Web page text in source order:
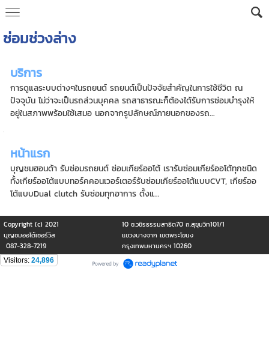
ซ่อมช่วงล่าง
บริการ
การดูแลระบบต่างๆในรถยนต์ รถยนต์เป็นปัจจัยสำคัญในการใช้ชีวิต ณ
ปัจจุบัน ไม่ว่าจะเป็นรถส่วนบุคคล รถสาธารณะก็ต้องได้รับการซ่อมบำรุงให้
อยู่ในสภาพพร้อมใช้เสมอ นอกจากรูปลักษณ์ภายนอกของรถ...
หน้าแรก
บุญชมฮอนด้า รับซ่อมรถยนต์ ซ่อมเกียร์ออโต้ เรารับซ่อมเกียร์ออโต้ทุกชนิด
ทั้งเกียร์ออโต้แบบทอร์คคอนเวอร์เตอร์รับซ่อมเกียร์ออโต้แบบCVT, เกียร์ออ
โต้แบบDual clutch รับซ่อมทุกอาการ ตั้งแ...
Copyright (c) 2021
10 ซ.วชิรธรรมสาธิต70 ถ.สุขุมวิท101/1
บุญชมออโต้เซอร์วิส
แขวงบางจาก เขตพระโขนง
087-328-7219
กรุงเทพมหานครฯ 10260
Visitors: 24,896